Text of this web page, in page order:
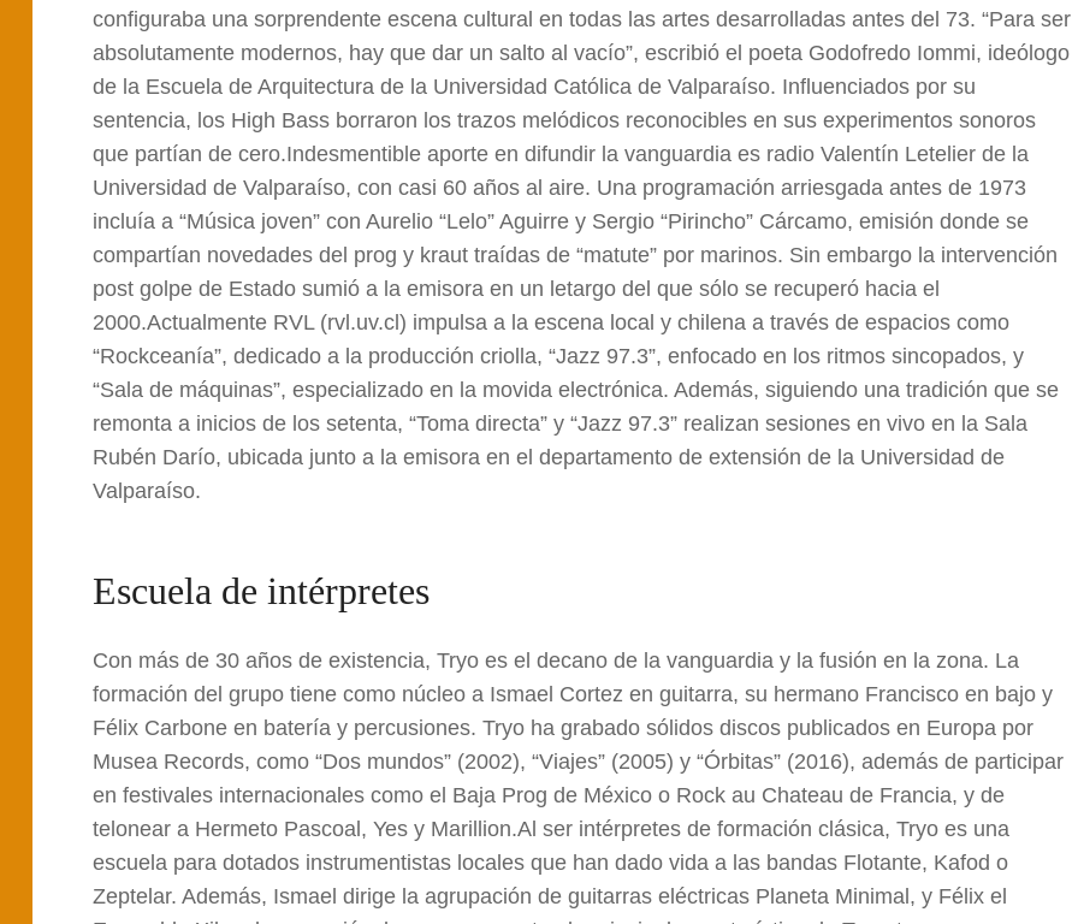
configuraba una sorprendente escena cultural en todas las artes desarrolladas antes del 73. “Para ser
absolutamente modernos, hay que dar un salto al vacío”, escribió el poeta Godofredo Iommi, ideólogo
de la Escuela de Arquitectura de la Universidad Católica de Valparaíso. Influenciados por su
sentencia, los High Bass borraron los trazos melódicos reconocibles en sus experimentos sonoros
que partían de cero.Indesmentible aporte en difundir la vanguardia es radio Valentín Letelier de la
Universidad de Valparaíso, con casi 60 años al aire. Una programación arriesgada antes de 1973
incluía a “Música joven” con Aurelio “Lelo” Aguirre y Sergio “Pirincho” Cárcamo, emisión donde se
compartían novedades del prog y kraut traídas de “matute” por marinos. Sin embargo la intervención
post golpe de Estado sumió a la emisora en un letargo del que sólo se recuperó hacia el
2000.Actualmente RVL (rvl.uv.cl) impulsa a la escena local y chilena a través de espacios como
“Rockceanía”, dedicado a la producción criolla, “Jazz 97.3”, enfocado en los ritmos sincopados, y
“Sala de máquinas”, especializado en la movida electrónica. Además, siguiendo una tradición que se
remonta a inicios de los setenta, “Toma directa” y “Jazz 97.3” realizan sesiones en vivo en la Sala
Rubén Darío, ubicada junto a la emisora en el departamento de extensión de la Universidad de
Valparaíso.
Escuela de intérpretes
Con más de 30 años de existencia, Tryo es el decano de la vanguardia y la fusión en la zona. La
formación del grupo tiene como núcleo a Ismael Cortez en guitarra, su hermano Francisco en bajo y
Félix Carbone en batería y percusiones. Tryo ha grabado sólidos discos publicados en Europa por
Musea Records, como “Dos mundos” (2002), “Viajes” (2005) y “Órbitas” (2016), además de participar
en festivales internacionales como el Baja Prog de México o Rock au Chateau de Francia, y de
telonear a Hermeto Pascoal, Yes y Marillion.Al ser intérpretes de formación clásica, Tryo es una
escuela para dotados instrumentistas locales que han dado vida a las bandas Flotante, Kafod o
Zeptelar. Además, Ismael dirige la agrupación de guitarras eléctricas Planeta Minimal, y Félix el